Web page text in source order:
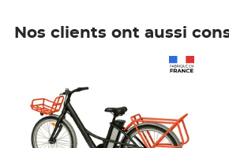
Nos clients ont aussi